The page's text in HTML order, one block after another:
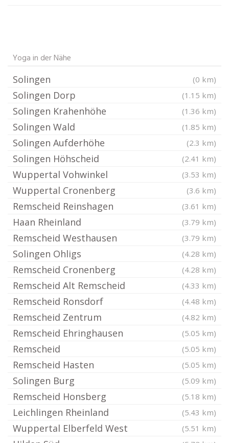
Yoga in der Nähe
Solingen (0 km)
Solingen Dorp (1.15 km)
Solingen Krahenhöhe (1.36 km)
Solingen Wald (1.85 km)
Solingen Aufderhöhe (2.3 km)
Solingen Höhscheid (2.41 km)
Wuppertal Vohwinkel (3.53 km)
Wuppertal Cronenberg (3.6 km)
Remscheid Reinshagen (3.61 km)
Haan Rheinland (3.79 km)
Remscheid Westhausen (3.79 km)
Solingen Ohligs (4.28 km)
Remscheid Cronenberg (4.28 km)
Remscheid Alt Remscheid (4.33 km)
Remscheid Ronsdorf (4.48 km)
Remscheid Zentrum (4.82 km)
Remscheid Ehringhausen (5.05 km)
Remscheid (5.05 km)
Remscheid Hasten (5.05 km)
Solingen Burg (5.09 km)
Remscheid Honsberg (5.18 km)
Leichlingen Rheinland (5.43 km)
Wuppertal Elberfeld West (5.51 km)